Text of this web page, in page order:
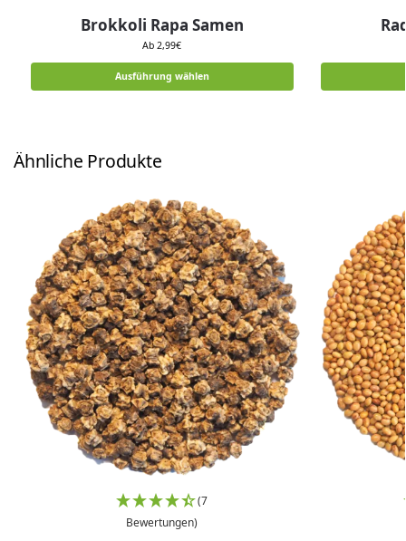
Brokkoli Rapa Samen
Ab2,99€
Ausführung wählen
Ähnliche Produkte
(7
Bewertungen)